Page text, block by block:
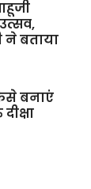
उत्सव,
ने बताया
बनाएं